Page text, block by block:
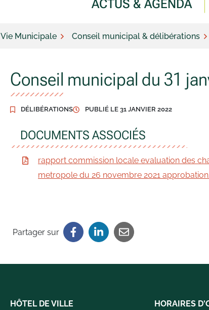
ACTUS & AGENDA
Vie Municipale Conseil municipal & délibérations
Conseil municipal du 31
DÉLIBÉRATIONS PUBLIÉ LE 31 JANVIER 2022
DOCUMENTS ASSOCIÉS
rapport commission locale evaluation des
metropole du 26 novembre 2021 approbation.
Partager sur
HÔTEL DE VILLE HORAIRES